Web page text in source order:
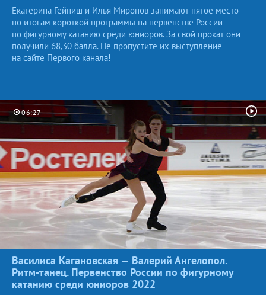
Екатерина Гейниш и Илья Миронов занимают пятое место
по итогам короткой программы на первенстве России
по фигурному катанию среди юниоров. За свой прокат они
получили 68,30 балла. Не пропустите их выступление
на сайте Первого канала!
06:27
Василиса Кагановская — Валерий Ангелопол.
Ритм-танец. Первенство России по фигурному
катанию среди юниоров 2022